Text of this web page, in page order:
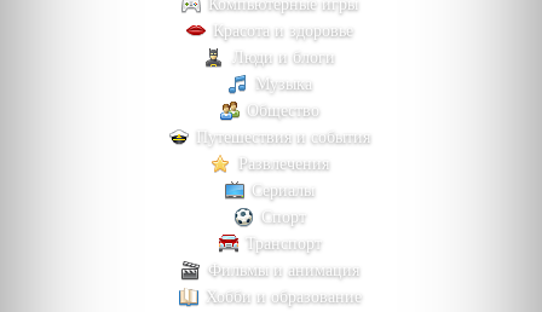
Компьютерные игры
Красота и здоровье
Люди и блоги
Музыка
Общество
Путешествия и события
Развлечения
Сериалы
Спорт
Транспорт
Фильмы и анимация
Хобби и образование